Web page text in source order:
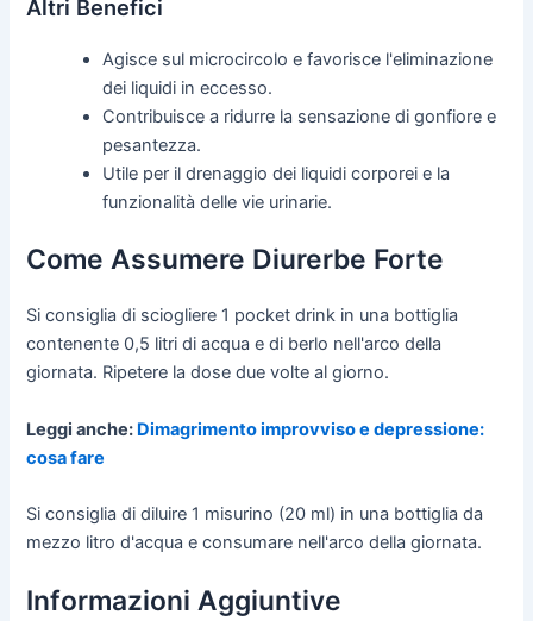
Altri Benefici
Agisce sul microcircolo e favorisce l'eliminazione
dei liquidi in eccesso.
Contribuisce a ridurre la sensazione di gonfiore e
pesantezza.
Utile per il drenaggio dei liquidi corporei e la
funzionalità delle vie urinarie.
Come Assumere Diurerbe Forte
Si consiglia di sciogliere 1 pocket drink in una bottiglia
contenente 0,5 litri di acqua e di berlo nell'arco della
giornata. Ripetere la dose due volte al giorno.
Leggi anche: Dimagrimento improvviso e depressione:
cosa fare
Si consiglia di diluire 1 misurino (20 ml) in una bottiglia da
mezzo litro d'acqua e consumare nell'arco della giornata.
Informazioni Aggiuntive